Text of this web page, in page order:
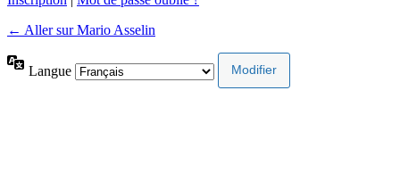
← Aller sur Mario Asselin
Langue